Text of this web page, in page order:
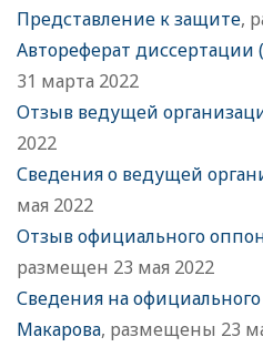
Представление к защите,
Автореферат диссертации
31 марта 2022
Отзыв ведущей
2022
Сведения о ведущей
мая 2022
Отзыв официального
размещен 23 мая 2022
Сведения на
Макарова, размещены 23